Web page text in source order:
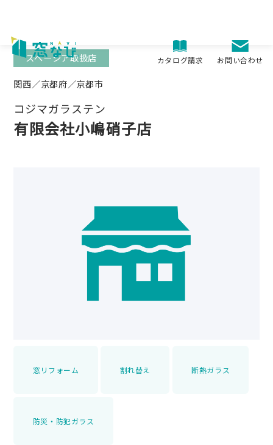
content
カタログ請求 お問い合わせ
関西／京都府／京都市
コジマガラステン
有限会社小嶋硝子店
スペーシア取扱店
窓リフォーム 割れ替え 断熱ガラス
防災・防犯ガラス